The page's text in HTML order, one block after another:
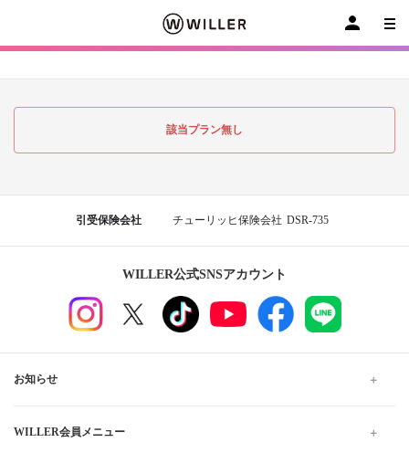
該当プラン無し
引受保険会社 チューリッヒ保険会社 DSR-735
WILLER公式SNSアカウント
お知らせ
WILLER会員メニュー